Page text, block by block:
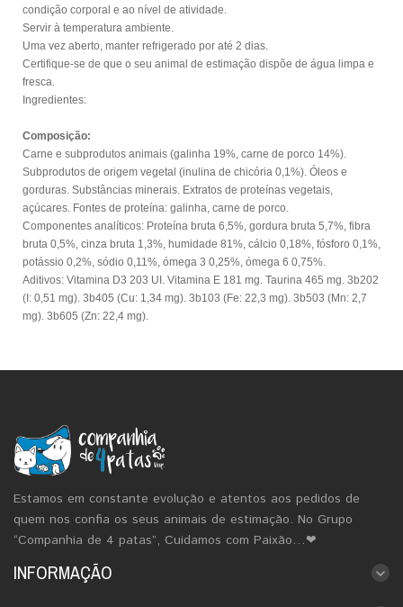
condição corporal e ao nível de atividade.
Servir à temperatura ambiente.
Uma vez aberto, manter refrigerado por até 2 dias.
Certifique-se de que o seu animal de estimação dispõe de água limpa e
fresca.
Ingredientes:
Composição:
Carne e subprodutos animais (galinha 19%, carne de porco 14%).
Subprodutos de origem vegetal (inulina de chicória 0,1%). Óleos e
gorduras. Substâncias minerais. Extratos de proteínas vegetais,
açúcares. Fontes de proteína: galinha, carne de porco.
Componentes analíticos: Proteína bruta 6,5%, gordura bruta 5,7%, fibra
bruta 0,5%, cinza bruta 1,3%, humidade 81%, cálcio 0,18%, fósforo 0,1%,
potássio 0,2%, sódio 0,11%, ómega 3 0,25%, ómega 6 0,75%.
Aditivos: Vitamina D3 203 UI. Vitamina E 181 mg. Taurina 465 mg. 3b202
(I: 0,51 mg). 3b405 (Cu: 1,34 mg). 3b103 (Fe: 22,3 mg). 3b503 (Mn: 2,7
mg). 3b605 (Zn: 22,4 mg).
Estamos em constante evolução e atentos aos pedidos de
quem nos confia os seus animais de estimação. No Grupo
“Companhia de 4 patas”, Cuidamos com Paixão…❤
INFORMAÇÃO